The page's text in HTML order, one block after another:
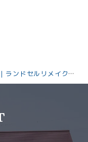
メイクと革製品の最新情報お知らせ